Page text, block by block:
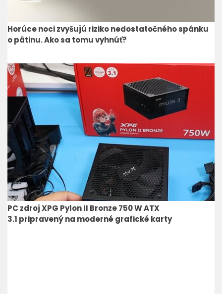
Horúce noci zvyšujú riziko nedostatočného spánku
o pätinu. Ako sa tomu vyhnúť?
PC zdroj XPG Pylon II Bronze 750 W ATX
3.1 pripravený na moderné grafické karty